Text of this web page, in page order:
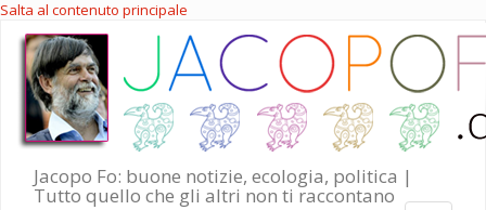
Salta al contenuto principale
Jacopo Fo: buone notizie, ecologia, politica |
Tutto quello che gli altri non ti raccontano